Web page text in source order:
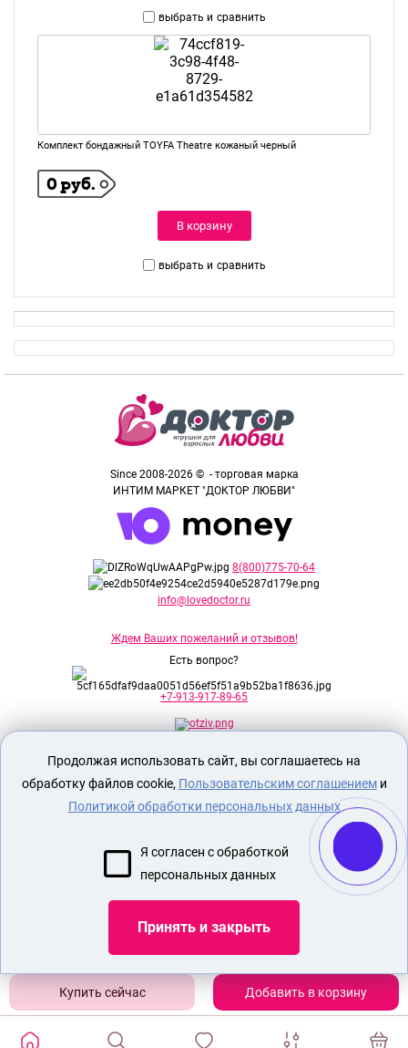
Добавить в корзину
выбрать и сравнить
Комплект бондажный TOYFA Theatre кожаный черный
0 руб.
В корзину
выбрать и сравнить
Since 2008-2026 © - торговая марка
ИНТИМ МАРКЕТ "ДОКТОР ЛЮБВИ"
8(800)775-70-64
info@lovedoctor.ru
Ждем Ваших пожеланий и отзывов!
Есть вопрос?
+7-913-917-89-65
Секс шоп Доктор Любви предназначен
исключительно для лиц старше 18 лет!
Вся продукция имеет знак EAC
Евразийского соответствия.
ЭРОТИЧЕСКОЕ БЕЛЬЕ
Показать еще
Продолжая использовать сайт, вы соглашаетесь на
обработку файлов cookie, Пользовательским соглашениеми
Политикой обработки персональных данных
Я согласен с обработкой
персональных данных
Принять и закрыть